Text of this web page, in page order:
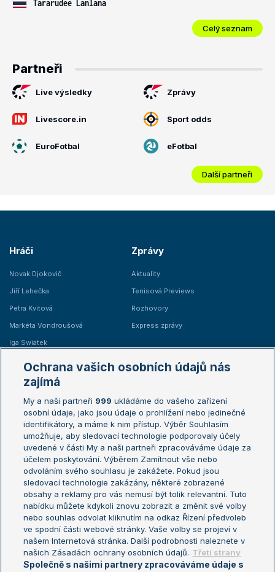
Tararudee Lanlana
Celý seznam
Partneři
Live výsledky Zprávy
Livescore.in Sport odds
EuroFotbal eFotbal
Další partneři
Hráči
Novak Djokovič
Jiří Lehečka
Petra Kvitová
Markéta Vondroušová
Iga Swiatek
Zprávy
Aktuality
Tenisová Previews
Rozhovory
Express zprávy
Žebříčky
Žebříček ATP (muži)
Žebříček WTA (ženy)
Sázkařský žebříček
Australian Open
French Open
Wimbledon
US Open
Turnaj mistrů
Turnaj mistryň
Aktualní trendy
Fotbalové přestupy
Livesport Daily
LS Prague Open
Ochrana vašich osobních údajů nás
zajímá
My a naši partneři 999 ukládáme do vašeho zařízení
osobní údaje, jako jsou údaje o prohlížení nebo jedinečné
identifikátory, a máme k nim přístup. Výběr Souhlasím
umožňuje, aby sledovací technologie podporovaly účely
uvedené v části My a naši partneři zpracováváme údaje za
účelem poskytování. Výběrem Zamítnout vše nebo
odvoláním svého souhlasu je zakážete. Pokud jsou
sledovací technologie zakázány, některé zobrazené
obsahy a reklamy pro vás nemusí být tolik relevantní. Tuto
nabídku můžete kdykoli znovu zobrazit a změnit své volby
nebo souhlas odvolat kliknutím na odkaz Řízení předvoleb
ve spodní části webové stránky. Vaše volby se projeví v
našem Internetová stránka. Další podrobnosti naleznete v
našich Zásadách ochrany osobních údajů. Třetí strany
Společně s našimi partnery zpracováváme údaje s